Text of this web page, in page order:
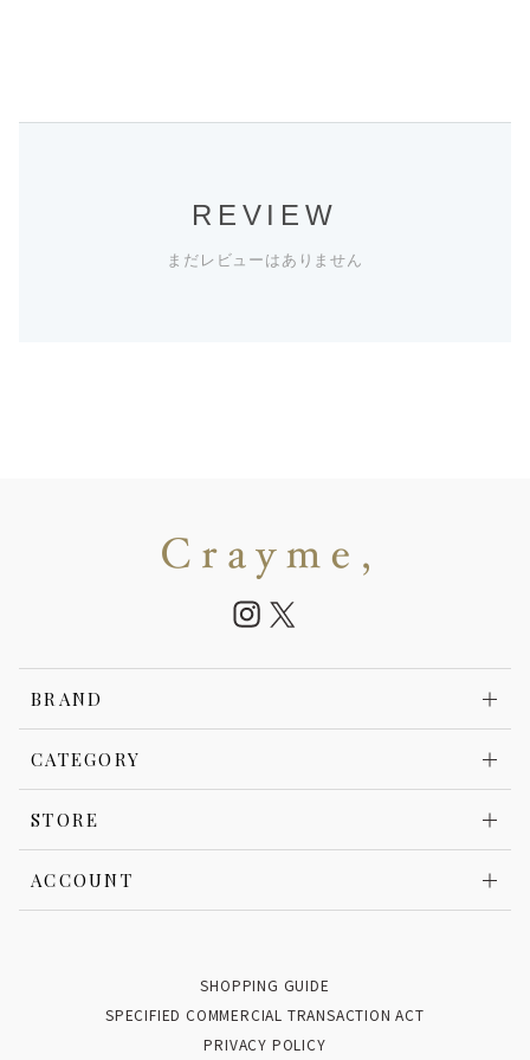
REVIEW
まだレビューはありません
BRAND
CATEGORY
STORE
ACCOUNT
SHOPPING GUIDE
SPECIFIED COMMERCIAL TRANSACTION ACT
PRIVACY POLICY